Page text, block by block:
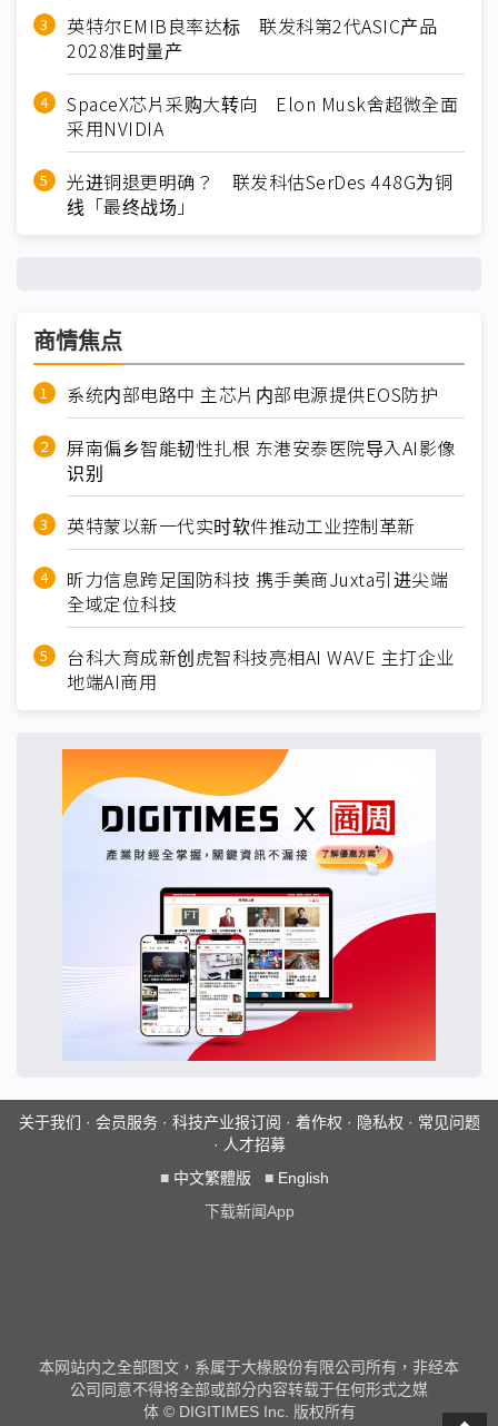
英特尔EMIB良率达标 联发科第2代ASIC产品
2028准时量产
SpaceX芯片采购大转向 Elon Musk舍超微全面
采用NVIDIA
光进铜退更明确？ 联发科估SerDes 448G为铜
线「最终战场」
商情焦点
系统内部电路中 主芯片内部电源提供EOS防护
屏南偏乡智能韧性扎根 东港安泰医院导入AI影像
识别
英特蒙以新一代实时软件推动工业控制革新
昕力信息跨足国防科技 携手美商Juxta引进尖端
全域定位科技
台科大育成新创虎智科技亮相AI WAVE 主打企业
地端AI商用
关于我们 · 会员服务· 科技产业报订阅 · 着作权 · 隐私权 · 常见问题
· 人才招募
■ 中文繁體版 ■ English
下载新闻App
本网站内之全部图文，系属于大椽股份有限公司所有，非经本
公司同意不得将全部或部分内容转载于任何形式之媒
体 © DIGITIMES Inc. 版权所有